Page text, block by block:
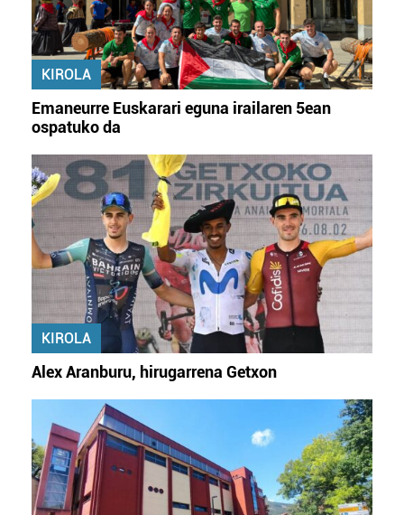
KIROLA
Emaneurre Euskarari eguna irailaren 5ean
ospatuko da
KIROLA
Alex Aranburu, hirugarrena Getxon